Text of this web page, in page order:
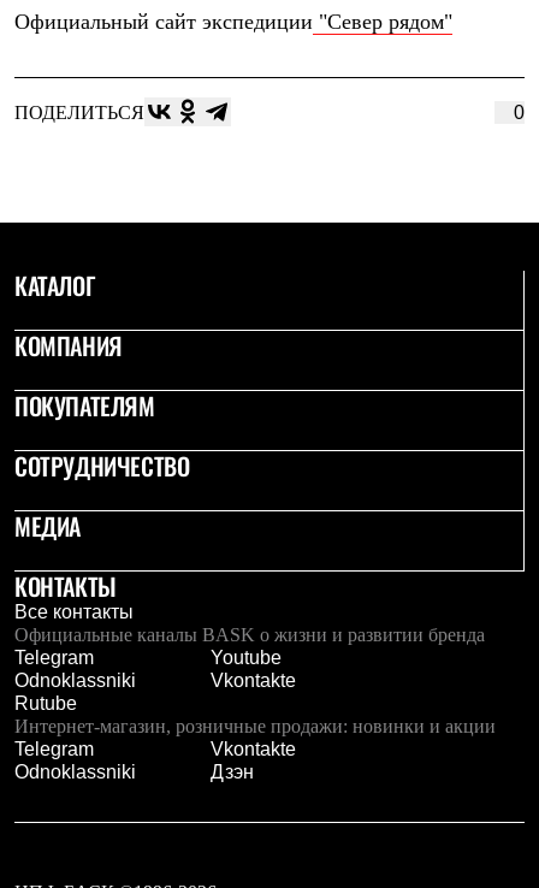
Официальный сайт экспедиции "Север рядом"
ПОДЕЛИТЬСЯ 0
КАТАЛОГ
КОМПАНИЯ
ПОКУПАТЕЛЯМ
СОТРУДНИЧЕСТВО
МЕДИА
КОНТАКТЫ
Все контакты
Официальные каналы BASK о жизни и развитии бренда
Telegram
Youtube
Odnoklassniki
Vkontakte
Rutube
Интернет-магазин, розничные продажи: новинки и акции
Telegram
Vkontakte
Odnoklassniki
Дзэн